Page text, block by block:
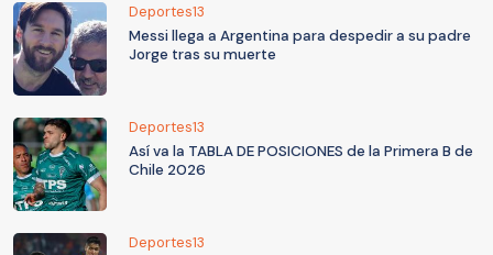
Deportes13
Messi llega a Argentina para despedir a su padre
Jorge tras su muerte
Deportes13
Así va la TABLA DE POSICIONES de la Primera B de
Chile 2026
Deportes13